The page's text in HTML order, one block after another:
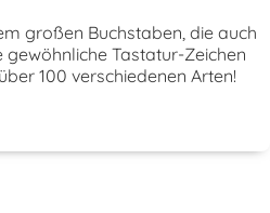
großen Buchstaben, die auch
gewöhnliche Tastatur-Zeichen
100 verschiedenen Arten!